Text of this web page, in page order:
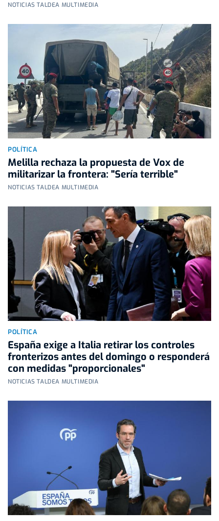
NOTICIAS TALDEA MULTIMEDIA
POLÍTICA
Melilla rechaza la propuesta de Vox de
militarizar la frontera: "Sería terrible"
NOTICIAS TALDEA MULTIMEDIA
POLÍTICA
España exige a Italia retirar los controles
fronterizos antes del domingo o responderá
con medidas "proporcionales"
NOTICIAS TALDEA MULTIMEDIA